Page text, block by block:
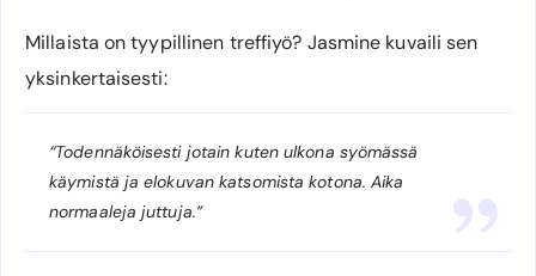
Millaista on tyypillinen treffiyö? Jasmine kuvaili sen
yksinkertaisesti:
“Todennäköisesti jotain kuten ulkona syömässä
käymistä ja elokuvan katsomista kotona. Aika
normaaleja juttuja.”